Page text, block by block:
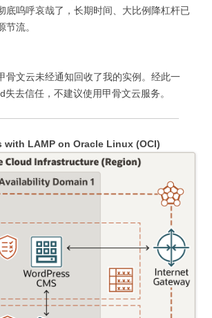
底呜呼哀哉了，长期时间、大比例降杠杆已
节流。
骨文云未经通知回收了我的实例。经此一
去信任，不建议使用甲骨文云服务。
with LAMP on Oracle Linux (OCI)